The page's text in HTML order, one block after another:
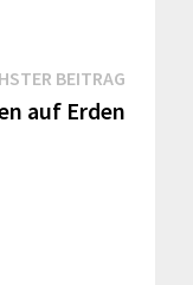
BEITRAGNächster
Beitrag:
auf Erden